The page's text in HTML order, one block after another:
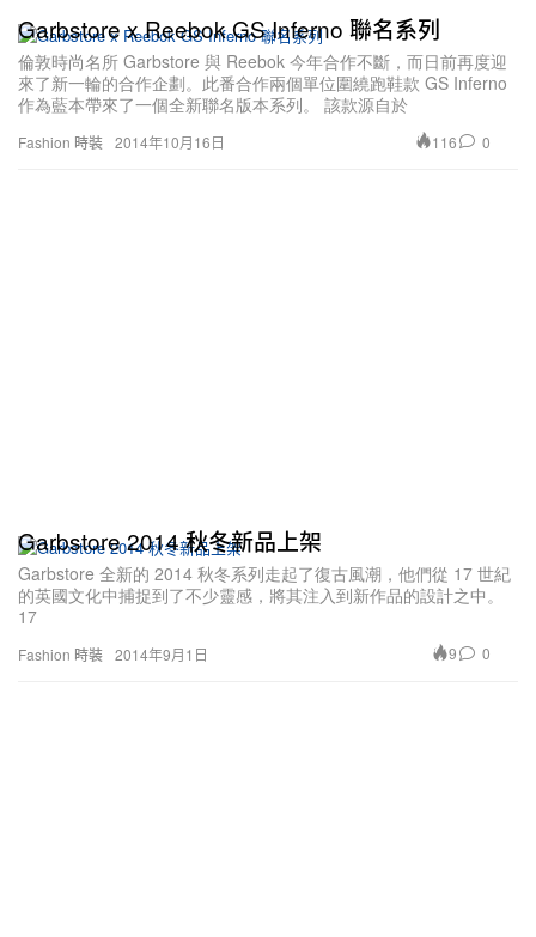
Fashion 時裝
Garbstore x Reebok GS Inferno 聯名系列
倫敦時尚名所 Garbstore 與 Reebok 今年合作不斷，而日前再度迎
來了新一輪的合作企劃。此番合作兩個單位圍繞跑鞋款 GS Inferno
作為藍本帶來了一個全新聯名版本系列。 該款源自於
2014年10月16日 116 0
Fashion 時裝
Garbstore 2014 秋冬新品上架
Garbstore 全新的 2014 秋冬系列走起了復古風潮，他們從 17 世紀
的英國文化中捕捉到了不少靈感，將其注入到新作品的設計之中。
17
2014年9月1日 9 0